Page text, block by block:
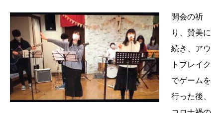
開会の祈
り、賛美に
続き、アウ
トブレイク
でゲームを
行った後、